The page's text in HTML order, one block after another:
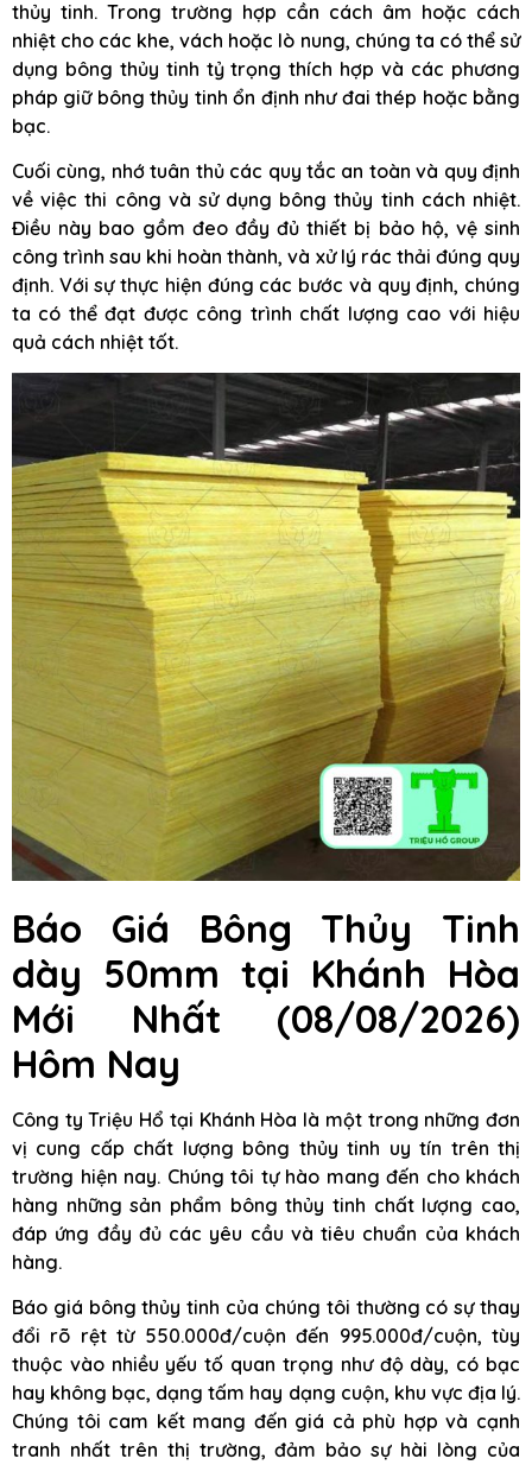
thủy tinh. Trong trường hợp cần cách âm hoặc cách
nhiệt cho các khe, vách hoặc lò nung, chúng ta có thể sử
dụng bông thủy tinh tỷ trọng thích hợp và các phương
pháp giữ bông thủy tinh ổn định như đai thép hoặc bằng
bạc.
Cuối cùng, nhớ tuân thủ các quy tắc an toàn và quy định
về việc thi công và sử dụng bông thủy tinh cách nhiệt.
Điều này bao gồm đeo đầy đủ thiết bị bảo hộ, vệ sinh
công trình sau khi hoàn thành, và xử lý rác thải đúng quy
định. Với sự thực hiện đúng các bước và quy định, chúng
ta có thể đạt được công trình chất lượng cao với hiệu
quả cách nhiệt tốt.
Báo Giá Bông Thủy Tinh
dày 50mm tại Khánh Hòa
Mới Nhất (08/08/2026)
Hôm Nay
Công ty Triệu Hổ tại Khánh Hòa là một trong những đơn
vị cung cấp chất lượng bông thủy tinh uy tín trên thị
trường hiện nay. Chúng tôi tự hào mang đến cho khách
hàng những sản phẩm bông thủy tinh chất lượng cao,
đáp ứng đầy đủ các yêu cầu và tiêu chuẩn của khách
hàng.
Báo giá bông thủy tinh của chúng tôi thường có sự thay
đổi rõ rệt từ 550.000đ/cuộn đến 995.000đ/cuộn, tùy
thuộc vào nhiều yếu tố quan trọng như độ dày, có bạc
hay không bạc, dạng tấm hay dạng cuộn, khu vực địa lý.
Chúng tôi cam kết mang đến giá cả phù hợp và cạnh
tranh nhất trên thị trường, đảm bảo sự hài lòng của